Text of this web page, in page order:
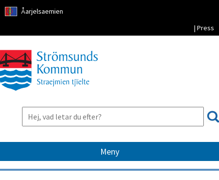
Åarjelsaemien
| Press
Meny